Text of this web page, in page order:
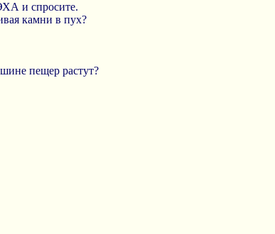
и спросите.
камни в пух?
пещер растут?